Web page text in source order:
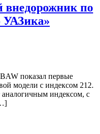
внедорожник по
УАЗика»
показал первые
модели с индексом 212.
аналогичным индексом, с